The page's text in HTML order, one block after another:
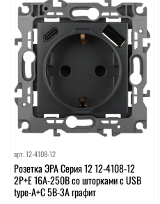
арт.12-4108-12
Розетка ЭРА Серия 12 12-4108-12
2P+E 16A-250В со шторками с USB
type-A+C 5В-3А графит